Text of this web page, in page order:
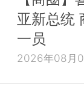
亚新总统
一员
2026年08月